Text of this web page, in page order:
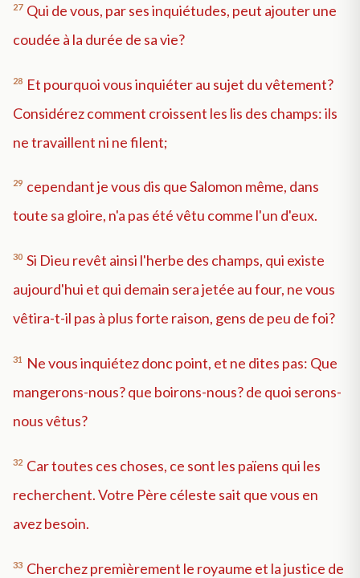
27 Qui de vous, par ses inquiétudes, peut ajouter une
coudée à la durée de sa vie?
28 Et pourquoi vous inquiéter au sujet du vêtement?
Considérez comment croissent les lis des champs: ils
ne travaillent ni ne filent;
29 cependant je vous dis que Salomon même, dans
toute sa gloire, n'a pas été vêtu comme l'un d'eux.
30 Si Dieu revêt ainsi l'herbe des champs, qui existe
aujourd'hui et qui demain sera jetée au four, ne vous
vêtira-t-il pas à plus forte raison, gens de peu de foi?
31
Ne vous inquiétez donc point, et ne dites pas: Que
mangerons-nous? que boirons-nous? de quoi serons-
nous vêtus?
32 Car toutes ces choses, ce sont les païens qui les
recherchent. Votre Père céleste sait que vous en
avez besoin.
33 Cherchez premièrement le royaume et la justice de